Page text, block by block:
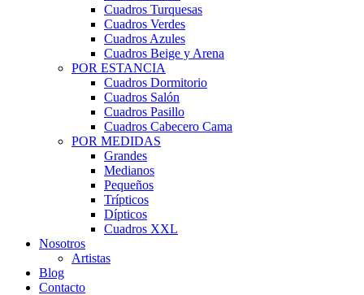
Cuadros Turquesas
Cuadros Verdes
Cuadros Azules
Cuadros Beige y Arena
POR ESTANCIA
Cuadros Dormitorio
Cuadros Salón
Cuadros Pasillo
Cuadros Cabecero Cama
POR MEDIDAS
Grandes
Medianos
Pequeños
Trípticos
Dípticos
Cuadros XXL
Nosotros
Artistas
Blog
Contacto